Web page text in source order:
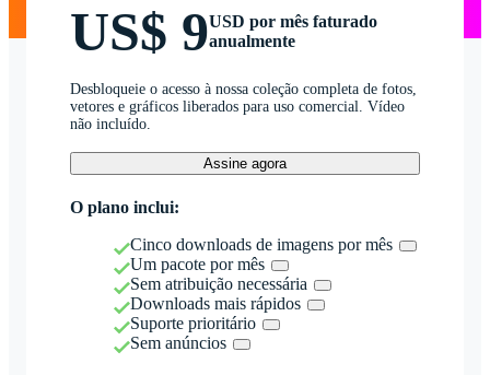
US$ 9USD por mês faturado
anualmente
Desbloqueie o acesso à nossa coleção completa de fotos,
vetores e gráficos liberados para uso comercial. Vídeo
não incluído.
Assine agora
O plano inclui:
Cinco downloads de imagens por mês
Um pacote por mês
Sem atribuição necessária
Downloads mais rápidos
Suporte prioritário
Sem anúncios